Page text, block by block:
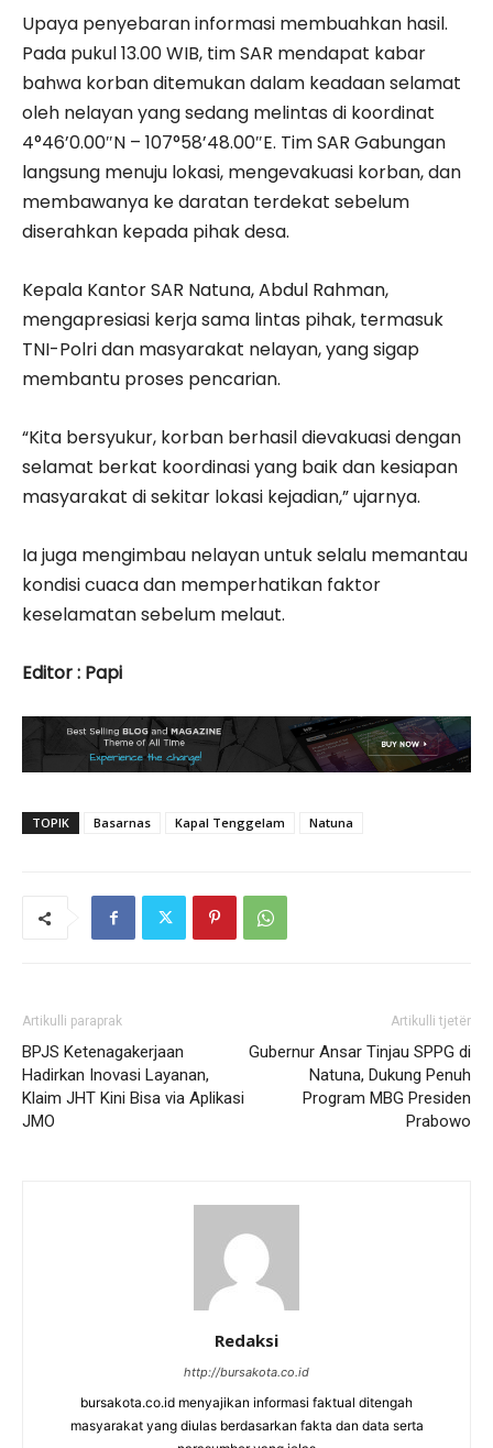
Upaya penyebaran informasi membuahkan hasil.
Pada pukul 13.00 WIB, tim SAR mendapat kabar
bahwa korban ditemukan dalam keadaan selamat
oleh nelayan yang sedang melintas di koordinat
4°46’0.00″N – 107°58’48.00″E. Tim SAR Gabungan
langsung menuju lokasi, mengevakuasi korban, dan
membawanya ke daratan terdekat sebelum
diserahkan kepada pihak desa.
Kepala Kantor SAR Natuna, Abdul Rahman,
mengapresiasi kerja sama lintas pihak, termasuk
TNI-Polri dan masyarakat nelayan, yang sigap
membantu proses pencarian.
“Kita bersyukur, korban berhasil dievakuasi dengan
selamat berkat koordinasi yang baik dan kesiapan
masyarakat di sekitar lokasi kejadian,” ujarnya.
Ia juga mengimbau nelayan untuk selalu memantau
kondisi cuaca dan memperhatikan faktor
keselamatan sebelum melaut.
Editor : Papi
TOPIK Basarnas Kapal Tenggelam Natuna
Artikulli paraprak
BPJS Ketenagakerjaan
Hadirkan Inovasi Layanan,
Klaim JHT Kini Bisa via Aplikasi
JMO
Artikulli tjetër
Gubernur Ansar Tinjau SPPG di
Natuna, Dukung Penuh
Program MBG Presiden
Prabowo
Redaksi
http://bursakota.co.id
bursakota.co.id menyajikan informasi faktual ditengah
masyarakat yang diulas berdasarkan fakta dan data serta